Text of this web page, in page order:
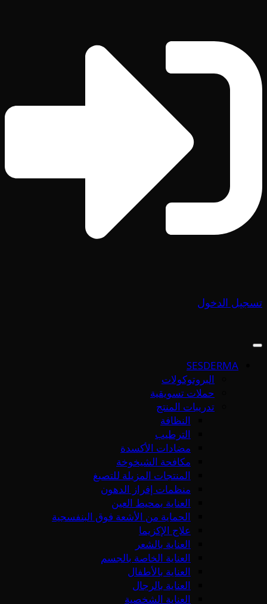
تسجيل الدخول
SESDERMA
البروتوكولات
حملات تسويقية
تدريبات المنتج
النظافة
الترطيب
مضادات الأكسدة
مكافحة الشيخوخة
المنتجات المزيلة للتصبغ
منظمات إفراز الدهون
العناية بمحيط العين
الحماية من الأشعة فوق البنفسجية
علاج الإكزيما
العناية بالشعر
العناية الخاصة بالجسم
العناية بالأطفال
العناية بالرجال
العناية الشخصية